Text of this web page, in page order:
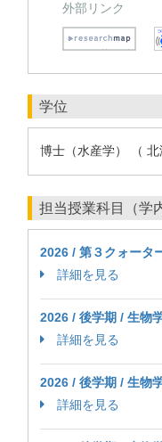
外部リンク
学位
博士（水産学） （ 北
担当授業科目（学
2026 / 第３クォータ
詳細を見る
2026 / 後学期 / 生物
詳細を見る
2026 / 後学期 / 生物
詳細を見る